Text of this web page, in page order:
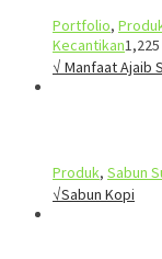
Portfolio,
Kecantikan
√ Manfaat Ajaib
Produk, Sabun
√Sabun Kopi